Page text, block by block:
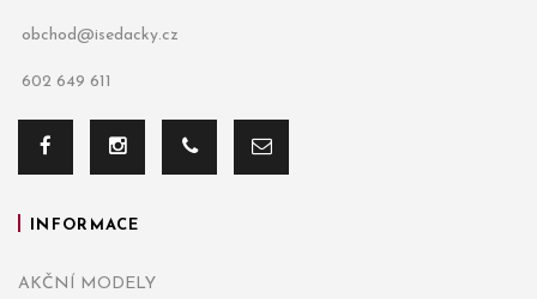
obchod@isedacky.cz
602 649 611
INFORMACE
AKČNÍ MODELY